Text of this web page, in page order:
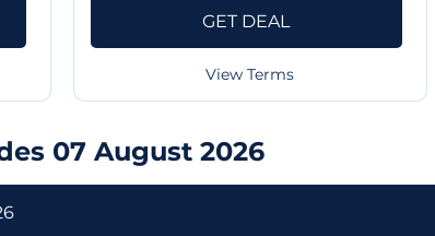
GET DEAL
View Terms
07 August 2026